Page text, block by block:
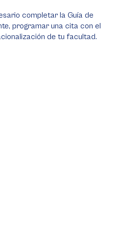
completar la Guía de
programar una cita con el
de tu facultad.